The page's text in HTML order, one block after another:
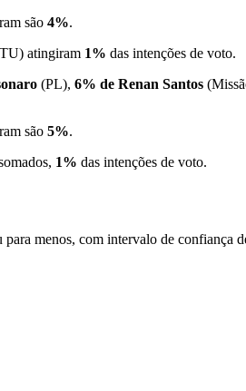
são 4%.
atingiram 1% das intenções de voto.
(PL), 6% de Renan Santos
são 5%.
1% das intenções de voto.
para menos, com intervalo de confiança